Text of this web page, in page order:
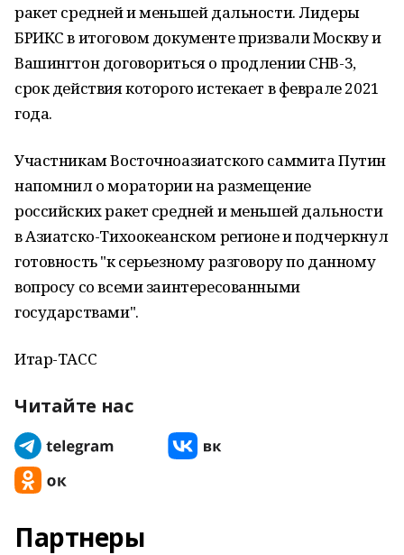
ракет средней и меньшей дальности. Лидеры
БРИКС в итоговом документе призвали Москву и
Вашингтон договориться о продлении СНВ-3,
срок действия которого истекает в феврале 2021
года.
Участникам Восточноазиатского саммита Путин
напомнил о моратории на размещение
российских ракет средней и меньшей дальности
в Азиатско-Тихоокеанском регионе и подчеркнул
готовность "к серьезному разговору по данному
вопросу со всеми заинтересованными
государствами".
Итар-ТАСС
Читайте нас
Партнеры